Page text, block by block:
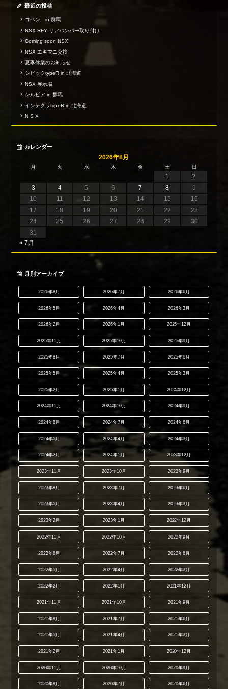
最近の投稿
コペン in 群馬
NSX RFY リアバンパー取り付け
Coming soon NSX
NSX エキマニ交換
夏季休業のお知らせ
シビックtypeR in 北海道
NSX 展示場
シルビア in 群馬
インテグラtypeR in 北海道
N S X
カレンダー
2026年8月
月 火 水 木 金 土 日
1
2
3
4 5 6 7 8
9
10
11 12 13 14 15
16
17
18 19 20 21 22
23
24
25 26 27 28 29
30
31
« 7月
月別アーカイブ
2026年8月 2026年7月 2026年6月
2026年5月 2026年4月 2026年3月
2026年2月 2026年1月 2025年12月
2025年11月 2025年10月 2025年9月
2025年8月 2025年7月 2025年6月
2025年5月 2025年4月 2025年3月
2025年2月 2025年1月 2024年12月
2024年11月 2024年10月 2024年9月
2024年8月 2024年7月 2024年6月
2024年5月 2024年4月 2024年3月
2024年2月 2024年1月 2023年12月
2023年11月 2023年10月 2023年9月
2023年8月 2023年7月 2023年6月
2023年5月 2023年4月 2023年3月
2023年2月 2023年1月 2022年12月
2022年11月 2022年10月 2022年9月
2022年8月 2022年7月 2022年6月
2022年5月 2022年4月 2022年3月
2022年2月 2022年1月 2021年12月
2021年11月 2021年10月 2021年9月
2021年8月 2021年7月 2021年6月
2021年5月 2021年4月 2021年3月
2021年2月 2021年1月 2020年12月
2020年11月 2020年10月 2020年9月
2020年8月 2020年7月 2020年6月